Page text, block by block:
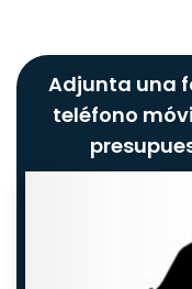
Adjunta una
teléfono